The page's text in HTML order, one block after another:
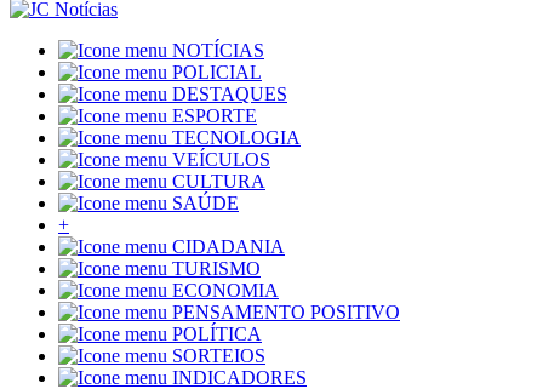
NOTÍCIAS
POLICIAL
DESTAQUES
ESPORTE
TECNOLOGIA
VEÍCULOS
CULTURA
SAÚDE
+
CIDADANIA
TURISMO
ECONOMIA
PENSAMENTO POSITIVO
POLÍTICA
SORTEIOS
INDICADORES